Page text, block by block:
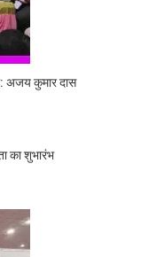
अजय कुमार दास
का शुभारंभ